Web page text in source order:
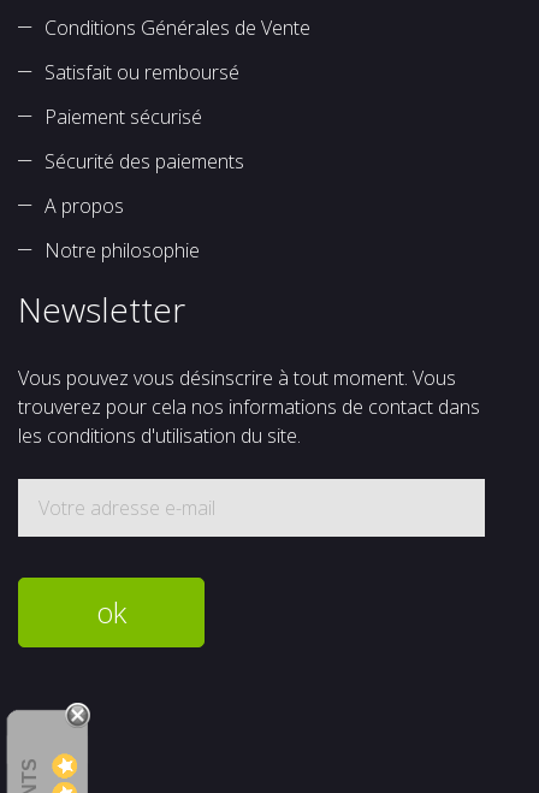
Conditions Générales de Vente
Satisfait ou remboursé
Paiement sécurisé
Sécurité des paiements
A propos
Notre philosophie
Newsletter
Vous pouvez vous désinscrire à tout moment. Vous
trouverez pour cela nos informations de contact dans
les conditions d'utilisation du site.